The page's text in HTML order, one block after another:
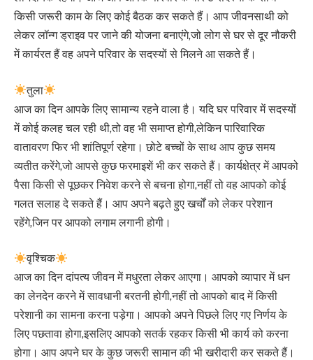
किसी जरूरी काम के लिए कोई बैठक कर सकते हैं। आप जीवनसाथी को
लेकर लॉन्ग ड्राइव पर जाने की योजना बनाएंगे,जो लोग से घर से दूर नौकरी
में कार्यरत हैं वह अपने परिवार के सदस्यों से मिलने आ सकते हैं।
तुला
आज का दिन आपके लिए सामान्य रहने वाला है। यदि घर परिवार में सदस्यों
में कोई कलह चल रही थी,तो वह भी समाप्त होगी,लेकिन पारिवारिक
वातावरण फिर भी शांतिपूर्ण रहेगा। छोटे बच्चों के साथ आप कुछ समय
व्यतीत करेंगे,जो आपसे कुछ फरमाइशें भी कर सकते हैं। कार्यक्षेत्र में आपको
पैसा किसी से पूछकर निवेश करने से बचना होगा,नहीं तो वह आपको कोई
गलत सलाह दे सकते हैं। आप अपने बढ़ते हुए खर्चों को लेकर परेशान
रहेंगे,जिन पर आपको लगाम लगानी होगी।
वृश्चिक
आज का दिन दांपत्य जीवन में मधुरता लेकर आएगा। आपको व्यापार में धन
का लेनदेन करने में सावधानी बरतनी होगी,नहीं तो आपको बाद में किसी
परेशानी का सामना करना पड़ेगा। आपको अपने पिछले लिए गए निर्णय के
लिए पछतावा होगा,इसलिए आपको सतर्क रहकर किसी भी कार्य को करना
होगा। आप अपने घर के कुछ जरूरी सामान की भी खरीदारी कर सकते हैं।